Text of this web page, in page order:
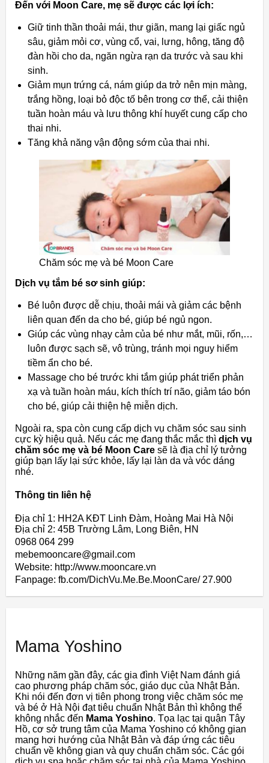
Đến với Moon Care, mẹ sẽ được các lợi ích:
Giữ tinh thần thoải mái, thư giãn, mang lại giấc ngủ
sâu, giảm mỏi cơ, vùng cổ, vai, lưng, hông, tăng độ
đàn hồi cho da, ngăn ngừa rạn da trước và sau khi
sinh.
Giảm mụn trứng cá, nám giúp da trở nên mịn màng,
trắng hồng, loại bỏ độc tố bên trong cơ thể, cải thiện
tuần hoàn máu và lưu thông khí huyết cung cấp cho
thai nhi.
Tăng khả năng vận động sớm của thai nhi.
Chăm sóc mẹ và bé Moon Care
Dịch vụ tắm bé sơ sinh giúp:
Bé luôn được dễ chịu, thoải mái và giảm các bệnh
liên quan đến da cho bé, giúp bé ngủ ngon.
Giúp các vùng nhạy cảm của bé như mắt, mũi, rốn,…
luôn được sạch sẽ, vô trùng, tránh mọi nguy hiểm
tiềm ẩn cho bé.
Massage cho bé trước khi tắm giúp phát triển phản
xạ và tuần hoàn máu, kích thích trí não, giảm táo bón
cho bé, giúp cải thiện hệ miễn dịch.
Ngoài ra, spa còn cung cấp dịch vụ chăm sóc sau sinh
cực kỳ hiệu quả. Nếu các mẹ đang thắc mắc thì dịch vụ
chăm sóc mẹ và bé Moon Care sẽ là địa chỉ lý tưởng
giúp bạn lấy lại sức khỏe, lấy lại làn da và vóc dáng
nhé.
Thông tin liên hệ
Địa chỉ 1: HH2A KĐT Linh Đàm, Hoàng Mai Hà Nội
Địa chỉ 2: 45B Trường Lâm, Long Biên, HN
0968 064 299
mebemooncare@gmail.com
Website: http://www.mooncare.vn
Fanpage: fb.com/DichVu.Me.Be.MoonCare/ 27.900
Mama Yoshino
Những năm gần đây, các gia đình Việt Nam đánh giá
cao phương pháp chăm sóc, giáo dục của Nhật Bản.
Khi nói đến đơn vị tiên phong trong việc chăm sóc mẹ
và bé ở Hà Nội đạt tiêu chuẩn Nhật Bản thì không thể
không nhắc đến Mama Yoshino. Tọa lạc tại quận Tây
Hồ, cơ sở trung tâm của Mama Yoshino có không gian
mang hơi hướng của Nhật Bản và đáp ứng các tiêu
chuẩn về không gian và quy chuẩn chăm sóc. Các gói